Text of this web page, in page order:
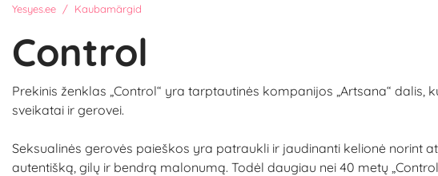
Yesyes.ee Kaubamärgid
Control
Prekinis ženklas „Control“ yra tarptautinės kompanijos „Artsana“
sveikatai ir gerovei.
Seksualinės gerovės paieškos yra patraukli ir jaudinanti kelionė norint
autentišką, gilų ir bendrą malonumą. Todėl daugiau nei 40 metų